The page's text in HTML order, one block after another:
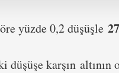
yüzde 0,2 düşüşle
düşüşe karşın